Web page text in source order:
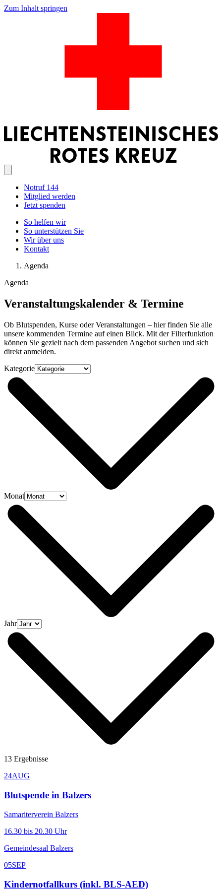
Zum Inhalt springen
Notruf 144
Mitglied werden
Jetzt spenden
So helfen wir
So unterstützen Sie
Wir über uns
Kontakt
Agenda
Agenda
Veranstaltungskalender & Termine
Ob Blutspenden, Kurse oder Veranstaltungen – hier finden Sie alle
unsere kommenden Termine auf einen Blick. Mit der Filterfunktion
können Sie gezielt nach dem passenden Angebot suchen und sich
direkt anmelden.
Kategorie
Monat
Jahr
13 Ergebnisse
24AUG
Blutspende in Balzers
Samariterverein Balzers
16.30 bis 20.30 Uhr
Gemeindesaal Balzers
05SEP
Kindernotfallkurs (inkl. BLS-AED)